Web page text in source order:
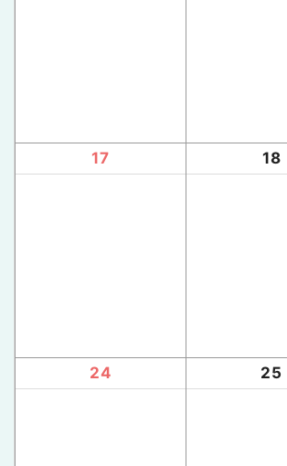
17 18
24 25